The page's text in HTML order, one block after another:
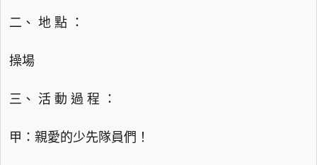
二、 地 點 ：
操場
三、 活 動 過 程 ：
甲：親愛的少先隊員們！